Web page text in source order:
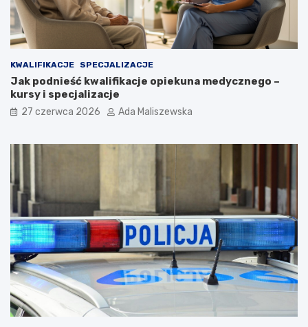
KWALIFIKACJE SPECJALIZACJE
Jak podnieść kwalifikacje opiekuna medycznego –
kursy i specjalizacje
27 czerwca 2026 Ada Maliszewska